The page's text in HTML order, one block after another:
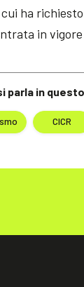
parla in
CICR
ha
in